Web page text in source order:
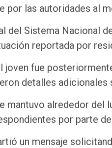
por las autoridades al
del Sistema Nacional
reportada por
joven fue
detalles adicionales
mantuvo alrededor del
por parte
un mensaje